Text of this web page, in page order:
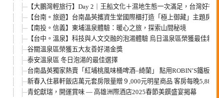
【大鵬灣輕旅行】Day 2｜王船文化＋濕地生態一次滿足，台灣好行
【台南。旅遊】台南晶英攜資生堂國際櫃打造「極上御藏」主題房
【南投。信義】東埔溫泉體驗：暖心之旅，探索山間秘境
【台中。溫泉】科技與人文交融的泡湯體驗 烏日溫泉區榮獲最佳新
谷關溫泉區榮獲五大友善好湯金獎
泰安溫泉區 冬日泡湯的最佳選擇
台南晶英獨家熱賣「紅埔桃風味桶啤酒–綺蘭」 點用ROBIN’S鐵板
新春入住慕軒飯店萬元套房限量贈９,000元明星商品 客房每晚5,888
青蛇獻瑞，開運賞味 — 高雄洲際酒店2025春節美饌盛宴揭幕